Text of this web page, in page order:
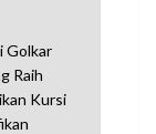
Golkar
Raih
Kursi